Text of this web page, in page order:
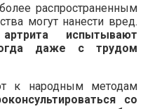
распространенным
могут нанести вред.
испытывают
даже с трудом
к народным методам
со